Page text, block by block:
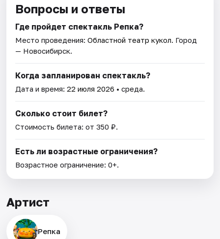
Вопросы и ответы
Где пройдет спектакль Репка?
Место проведения:Областной театр кукол. Город
— Новосибирск.
Когда запланирован спектакль?
Дата и время:22 июля 2026 • среда.
Сколько стоит билет?
Стоимость билета: от 350 ₽.
Есть ли возрастные ограничения?
Возрастное ограничение: 0+.
Артист
Репка